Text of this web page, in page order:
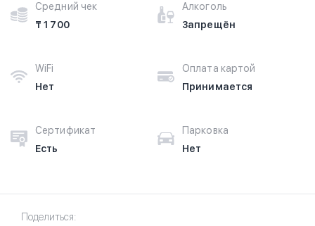
Средний чек
₸ 1 700
Алкоголь
Запрещён
WiFi
Нет
Оплата картой
Принимается
Сертификат
Есть
Парковка
Нет
Поделиться: